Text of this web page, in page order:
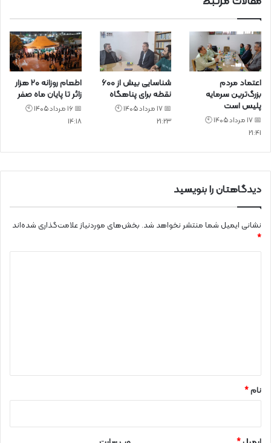
اعتماد مردم
بزرگ‌ترین سرمایه
پلیس است
📅 17 مرداد 1405 🕙
21:41
شناسایی بیش از ۶۰۰
نقطه برای پناهگاه
📅 17 مرداد 1405 🕙
21:23
اطعام روزانه ۲۰ هزار
زائر تا پایان ماه صفر
📅 16 مرداد 1405 🕙
14:18
دیدگاهتان را بنویسید
نشانی ایمیل شما منتشر نخواهد شد. بخش‌های موردنیاز علامت‌گذاری شده‌اند
*
نام*